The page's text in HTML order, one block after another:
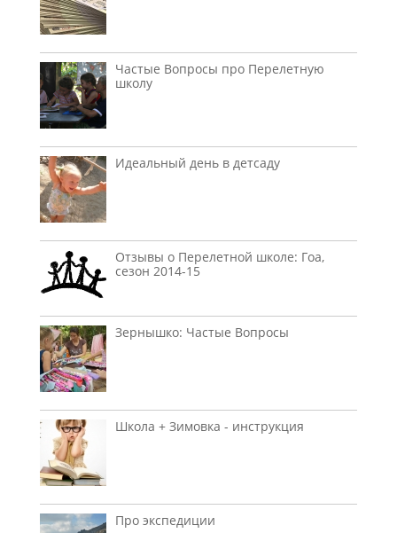
Частые Вопросы про Перелетную
школу
Идеальный день в детсаду
Отзывы о Перелетной школе: Гоа,
сезон 2014-15
Зернышко: Частые Вопросы
Школа + Зимовка - инструкция
Про экспедиции